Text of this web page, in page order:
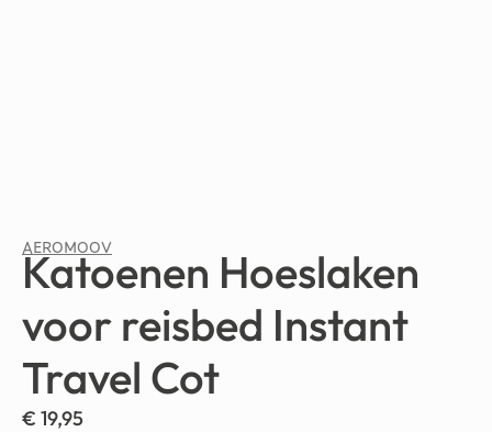
AEROMOOV
Katoenen Hoeslaken
voor reisbed Instant
Travel Cot
€ 19,95